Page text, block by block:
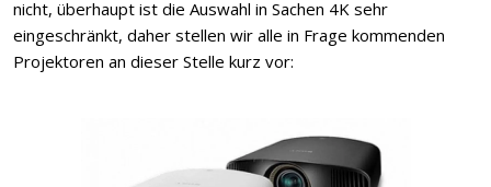
nicht, überhaupt ist die Auswahl in Sachen 4K sehr
eingeschränkt, daher stellen wir alle in Frage kommenden
Projektoren an dieser Stelle kurz vor: